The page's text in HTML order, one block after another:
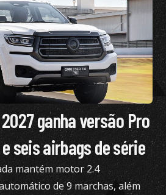
ganha versão Pro
seis airbags de série
mantém motor 2.4
de 9 marchas, além